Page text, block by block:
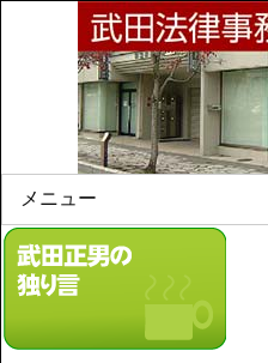
メニュー
Home
所属弁護士
法律相談案内